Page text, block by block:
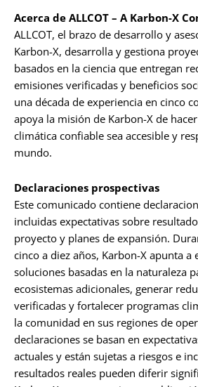
Acerca de ALLCOT – A Karbon-X
ALLCOT, el brazo de desarrollo y
Karbon-X, desarrolla y gestiona
basados en la ciencia que entregan
emisiones verificadas y beneficios
una década de experiencia en cinco
apoya la misión de Karbon-X de
climática confiable sea accesible y
mundo.
Declaraciones prospectivas
Este comunicado contiene
incluidas expectativas sobre
proyecto y planes de expansión.
cinco a diez años, Karbon-X apunta a
soluciones basadas en la naturaleza
ecosistemas adicionales, generar
verificadas y fortalecer programas
la comunidad en sus regiones de
declaraciones se basan en
actuales y están sujetas a riesgos e
resultados reales pueden diferir